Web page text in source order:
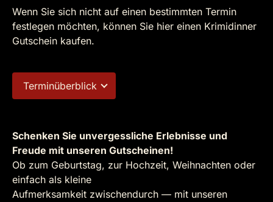
Wenn Sie sich nicht auf einen bestimmten Termin
festlegen möchten, können Sie hier einen Krimidinner
Gutschein kaufen.
Terminüberblick
Schenken Sie unvergessliche Erlebnisse und
Freude mit unseren Gutscheinen!
Ob zum Geburtstag, zur Hochzeit, Weihnachten oder
einfach als kleine
Aufmerksamkeit zwischendurch — mit unseren